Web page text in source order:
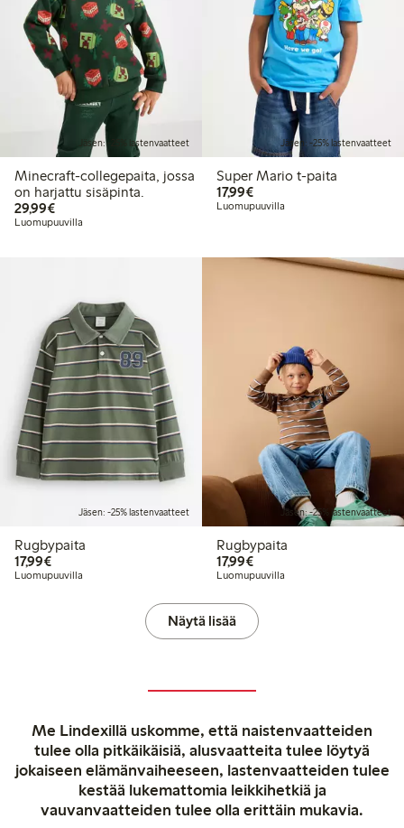
Jäsen: -25% lastenvaatteet
Minecraft-collegepaita, jossa
on harjattu sisäpinta.
29,99€29,99 €
Luomupuuvilla
Jäsen: -25% lastenvaatteet
Super Mario t-paita
17,99€17,99 €
Luomupuuvilla
Jäsen: -25% lastenvaatteet
Rugbypaita
17,99€17,99 €
Luomupuuvilla
Jäsen: -25% lastenvaatteet
Rugbypaita
17,99€17,99 €
Luomupuuvilla
Näytä lisää
Me Lindexillä uskomme, että naistenvaatteiden
tulee olla pitkäikäisiä, alusvaatteita tulee löytyä
jokaiseen elämänvaiheeseen, lastenvaatteiden tulee
kestää lukemattomia leikkihetkiä ja
vauvanvaatteiden tulee olla erittäin mukavia.